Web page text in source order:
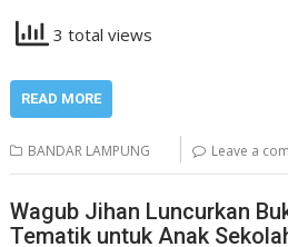
3 total views
READ MORE
BANDAR LAMPUNG Leave a
Wagub Jihan Luncurkan
Tematik untuk Anak